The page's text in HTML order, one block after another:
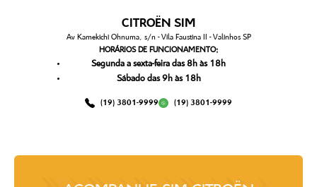
CITROËN SIM
Av Kamekichi Ohnuma, s/n - Vila Faustina II - Valinhos SP
HORÁRIOS DE FUNCIONAMENTO:
Segunda a sexta-feira das 8h às 18h
Sábado das 9h às 18h
(19) 3801-9999 (19) 3801-9999